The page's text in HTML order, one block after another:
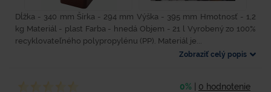
Dĺžka - 340 mm Šírka - 294 mm Výška - 395 mm Hmotnosť - 1,2
kg Materiál - plast Farba - hnedá Objem - 21 l Vyrobený zo 100%
recyklovateľného polypropylénu (PP). Materiál je...
Zobraziť celý popis
0% 0 hodnotenie